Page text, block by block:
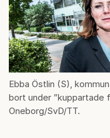
Ebba Östlin (S),
bort under ”kuppartade
Oneborg/SvD/TT.